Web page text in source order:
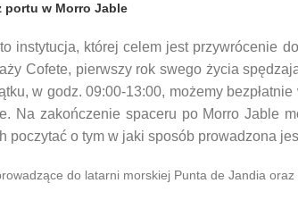
portu w Morro Jable
instytucja, której celem jest przywrócenie
Cofete, pierwszy rok swego życia
w godz. 09:00-13:00, możemy
Na zakończenie spaceru po Morro
o tym w jaki sposób prowadzona
do latarni morskiej Punta de Jandia